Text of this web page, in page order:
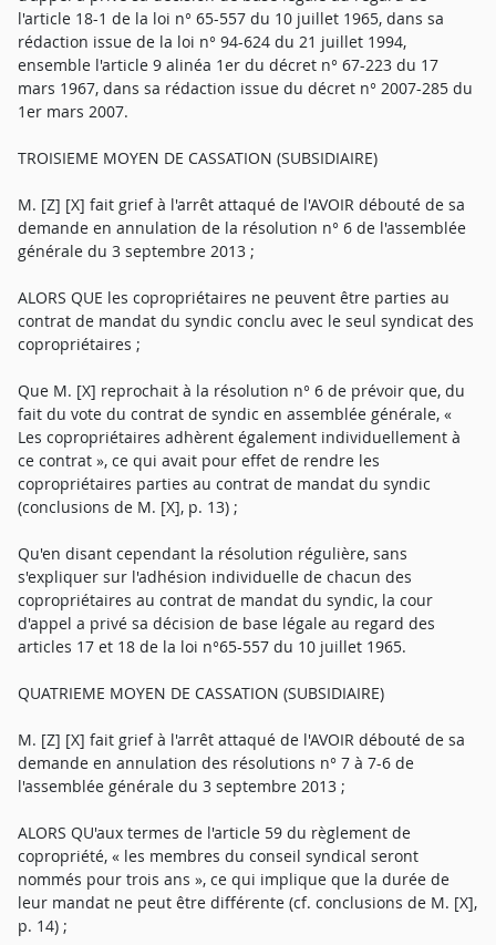
l'article 18-1 de la loi n° 65-557 du 10 juillet 1965, dans sa
rédaction issue de la loi n° 94-624 du 21 juillet 1994,
ensemble l'article 9 alinéa 1er du décret n° 67-223 du 17
mars 1967, dans sa rédaction issue du décret n° 2007-285 du
1er mars 2007.
TROISIEME MOYEN DE CASSATION (SUBSIDIAIRE)
M. [Z] [X] fait grief à l'arrêt attaqué de l'AVOIR débouté de sa
demande en annulation de la résolution n° 6 de l'assemblée
générale du 3 septembre 2013 ;
ALORS QUE les copropriétaires ne peuvent être parties au
contrat de mandat du syndic conclu avec le seul syndicat des
copropriétaires ;
Que M. [X] reprochait à la résolution n° 6 de prévoir que, du
fait du vote du contrat de syndic en assemblée générale, «
Les copropriétaires adhèrent également individuellement à
ce contrat », ce qui avait pour effet de rendre les
copropriétaires parties au contrat de mandat du syndic
(conclusions de M. [X], p. 13) ;
Qu'en disant cependant la résolution régulière, sans
s'expliquer sur l'adhésion individuelle de chacun des
copropriétaires au contrat de mandat du syndic, la cour
d'appel a privé sa décision de base légale au regard des
articles 17 et 18 de la loi n°65-557 du 10 juillet 1965.
QUATRIEME MOYEN DE CASSATION (SUBSIDIAIRE)
M. [Z] [X] fait grief à l'arrêt attaqué de l'AVOIR débouté de sa
demande en annulation des résolutions n° 7 à 7-6 de
l'assemblée générale du 3 septembre 2013 ;
ALORS QU'aux termes de l'article 59 du règlement de
copropriété, « les membres du conseil syndical seront
nommés pour trois ans », ce qui implique que la durée de
leur mandat ne peut être différente (cf. conclusions de M. [X],
p. 14) ;